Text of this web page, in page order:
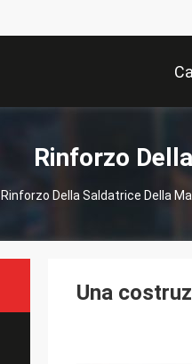
Rinforzo
Rinforzo Della Saldatrice Della
Una